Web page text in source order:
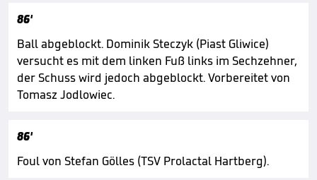
86'
Ball abgeblockt. Dominik Steczyk (Piast Gliwice)
versucht es mit dem linken Fuß links im Sechzehner,
der Schuss wird jedoch abgeblockt. Vorbereitet von
Tomasz Jodlowiec.
86'
Foul von Stefan Gölles (TSV Prolactal Hartberg).